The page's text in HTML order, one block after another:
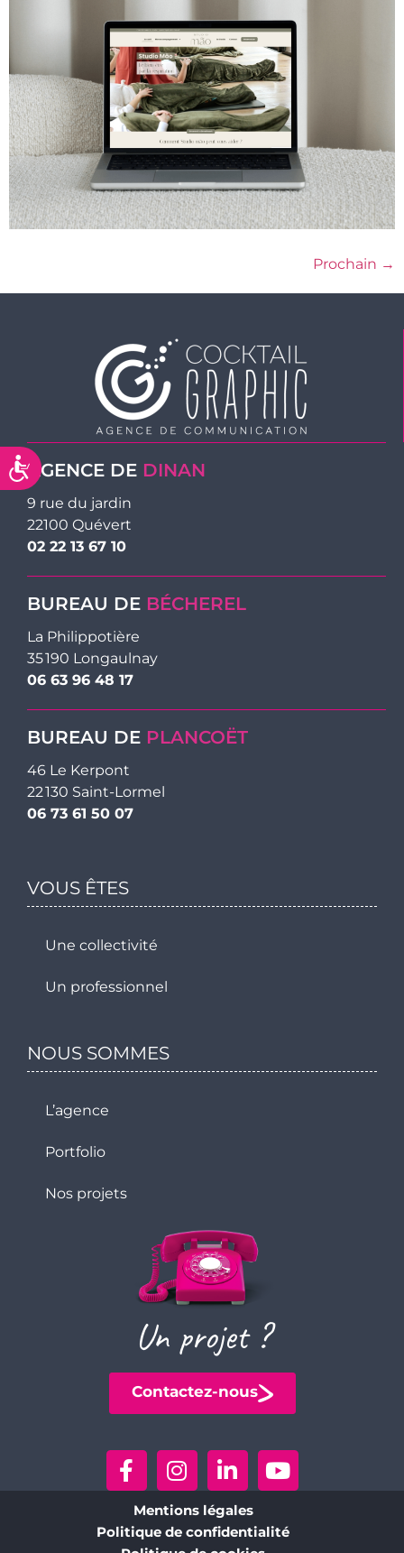
Accessibilité
Prochain →
AGENCE DE DINAN
9 rue du jardin
22100 Quévert
02 22 13 67 10
BUREAU DE BÉCHEREL
La Philippotière
35 190 Longaulnay
06 63 96 48 17
BUREAU DE PLANCOËT
46 Le Kerpont
22 130 Saint-Lormel
06 73 61 50 07
VOUS ÊTES
Une collectivité
Un professionnel
NOUS SOMMES
L’agence
Portfolio
Nos projets
Un projet ?
Contactez-nous
Mentions légales
Politique de confidentialité